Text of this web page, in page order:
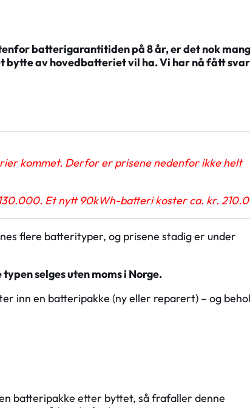
batterigarantitiden på 8 år, er det nok
bytte av hovedbatteriet vil ha. Vi har nå fått
kommet. Derfor er prisene nedenfor ikke helt
Et nytt 90kWh-batteri koster ca. kr.
flere batterityper, og prisene stadig er under
selges uten moms i Norge.
inn en batteripakke (ny eller reparert) – og
batteripakke etter byttet, så frafaller denne